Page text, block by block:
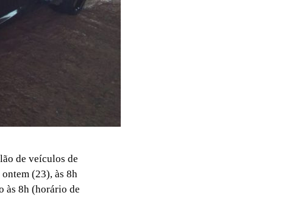
de veículos de
(23), às 8h
às 8h (horário de